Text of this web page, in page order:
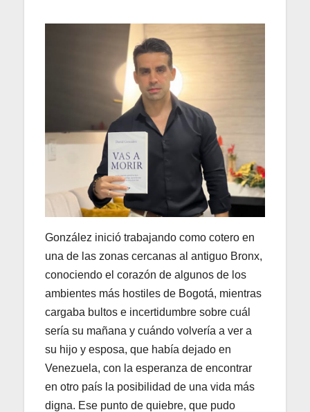
González inició trabajando como cotero en
una de las zonas cercanas al antiguo Bronx,
conociendo el corazón de algunos de los
ambientes más hostiles de Bogotá, mientras
cargaba bultos e incertidumbre sobre cuál
sería su mañana y cuándo volvería a ver a
su hijo y esposa, que había dejado en
Venezuela, con la esperanza de encontrar
en otro país la posibilidad de una vida más
digna. Ese punto de quiebre, que pudo